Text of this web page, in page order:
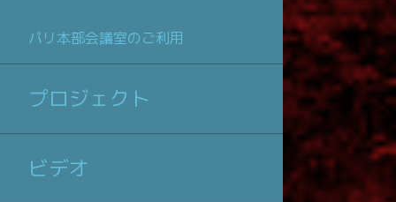
パリ本部会議室のご利用
プロジェクト
ビデオ